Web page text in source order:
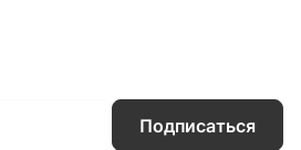
Подписаться